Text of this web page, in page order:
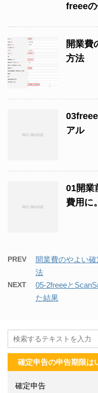
freee
開業費
方法
アル
01開業
費用に
PREV
開業費のやよい
法
NEXT
05-2freeeと
た結果
確定申告の申告期限は
確定申告